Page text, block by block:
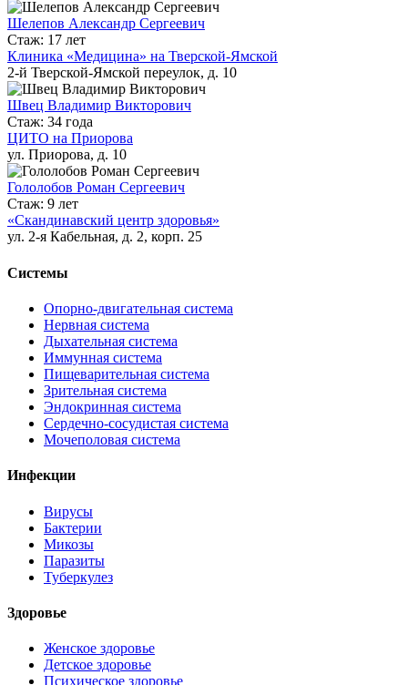
Шелепов Александр Сергеевич
Стаж: 17 лет
Клиника «Медицина» на Тверской-Ямской
2-й Тверской-Ямской переулок, д. 10
Швец Владимир Викторович
Стаж: 34 года
ЦИТО на Приорова
ул. Приорова, д. 10
Гололобов Роман Сергеевич
Стаж: 9 лет
«Скандинавский центр здоровья»
ул. 2-я Кабельная, д. 2, корп. 25
Системы
Опорно-двигательная система
Нервная система
Дыхательная система
Иммунная система
Пищеварительная система
Зрительная система
Эндокринная система
Сердечно-сосудистая система
Мочеполовая система
Инфекции
Вирусы
Бактерии
Микозы
Паразиты
Туберкулез
Здоровье
Женское здоровье
Детское здоровье
Психическое здоровье